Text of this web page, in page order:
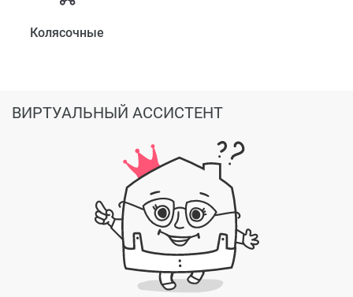
Колясочные
ВИРТУАЛЬНЫЙ АССИСТЕНТ